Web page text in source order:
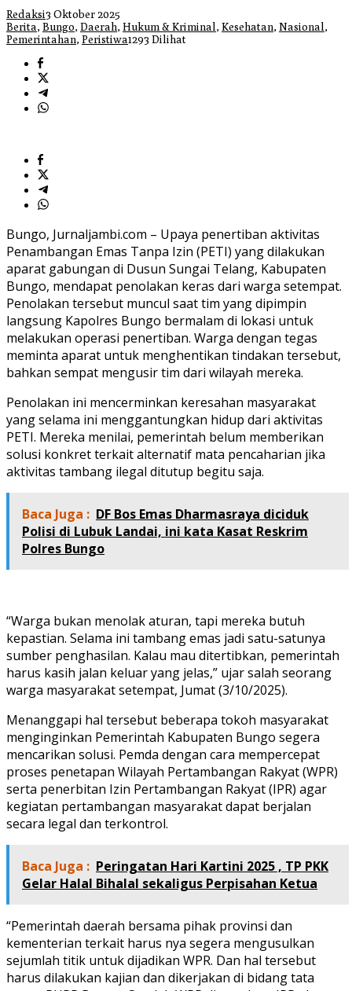
Redaksi3 Oktober 2025
Berita, Bungo, Daerah, Hukum & Kriminal , Kesehatan, Nasional ,
Pemerintahan, Peristiwa1293 Dilihat
Bungo, Jurnaljambi.com – Upaya penertiban aktivitas
Penambangan Emas Tanpa Izin (PETI) yang dilakukan
aparat gabungan di Dusun Sungai Telang, Kabupaten
Bungo, mendapat penolakan keras dari warga setempat.
Penolakan tersebut muncul saat tim yang dipimpin
langsung Kapolres Bungo bermalam di lokasi untuk
melakukan operasi penertiban. Warga dengan tegas
meminta aparat untuk menghentikan tindakan tersebut,
bahkan sempat mengusir tim dari wilayah mereka.
Penolakan ini mencerminkan keresahan masyarakat
yang selama ini menggantungkan hidup dari aktivitas
PETI. Mereka menilai, pemerintah belum memberikan
solusi konkret terkait alternatif mata pencaharian jika
aktivitas tambang ilegal ditutup begitu saja.
Baca Juga : DF Bos Emas Dharmasraya diciduk
Polisi di Lubuk Landai, ini kata Kasat Reskrim
Polres Bungo
“Warga bukan menolak aturan, tapi mereka butuh
kepastian. Selama ini tambang emas jadi satu-satunya
sumber penghasilan. Kalau mau ditertibkan, pemerintah
harus kasih jalan keluar yang jelas,” ujar salah seorang
warga masyarakat setempat, Jumat (3/10/2025).
Menanggapi hal tersebut beberapa tokoh masyarakat
menginginkan Pemerintah Kabupaten Bungo segera
mencarikan solusi. Pemda dengan cara mempercepat
proses penetapan Wilayah Pertambangan Rakyat (WPR)
serta penerbitan Izin Pertambangan Rakyat (IPR) agar
kegiatan pertambangan masyarakat dapat berjalan
secara legal dan terkontrol.
Baca Juga : Peringatan Hari Kartini 2025 , TP PKK
Gelar Halal Bihalal sekaligus Perpisahan Ketua
“Pemerintah daerah bersama pihak provinsi dan
kementerian terkait harus nya segera mengusulkan
sejumlah titik untuk dijadikan WPR. Dan hal tersebut
harus dilakukan kajian dan dikerjakan di bidang tata